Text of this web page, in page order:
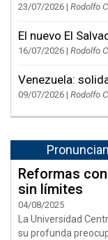
23/07/2026 | Rodolfo
El nuevo El
16/07/2026 | Rodolfo
Venezuela:
09/07/2026 | Rodolfo
Reformas
sin límites
04/08/2025
La Universidad
su profunda